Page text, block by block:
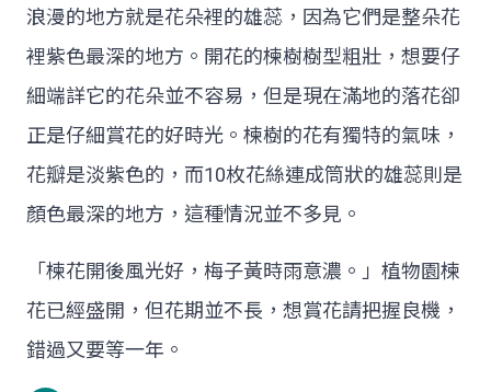
浪漫的地方就是花朵裡的雄蕊，因為它們是整朵花
裡紫色最深的地方。開花的楝樹樹型粗壯，想要仔
細端詳它的花朵並不容易，但是現在滿地的落花卻
正是仔細賞花的好時光。楝樹的花有獨特的氣味，
花瓣是淡紫色的，而10枚花絲連成筒狀的雄蕊則是
顏色最深的地方，這種情況並不多見。
「楝花開後風光好，梅子黃時雨意濃。」植物園楝
花已經盛開，但花期並不長，想賞花請把握良機，
錯過又要等一年。